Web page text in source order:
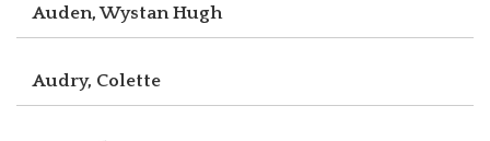
Auden, Wystan Hugh
Audry, Colette